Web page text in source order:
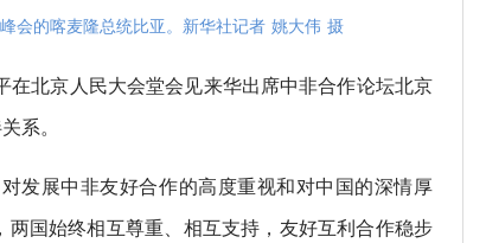
会的喀麦隆总统比亚。新华社记者 姚大伟 摄
北京人民大会堂会见来华出席中非合作论坛北京
系。
发展中非友好合作的高度重视和对中国的深情厚
国始终相互尊重、相互支持，友好互利合作稳步